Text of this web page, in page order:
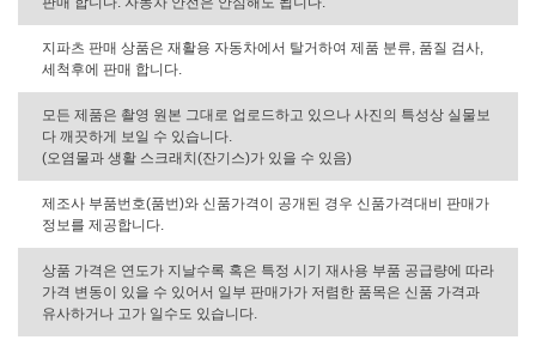
지파츠 판매 상품은 재활용 자동차에서 탈거하여 제품 분류, 품질 검사,
세척후에 판매 합니다.
모든 제품은 촬영 원본 그대로 업로드하고 있으나 사진의 특성상 실물보
다 깨끗하게 보일 수 있습니다.
(오염물과 생활 스크래치(잔기스)가 있을 수 있음)
제조사 부품번호(품번)와 신품가격이 공개된 경우 신품가격대비 판매가
정보를 제공합니다.
상품 가격은 연도가 지날수록 혹은 특정 시기 재사용 부품 공급량에 따라
가격 변동이 있을 수 있어서 일부 판매가가 저렴한 품목은 신품 가격과
유사하거나 고가 일수도 있습니다.